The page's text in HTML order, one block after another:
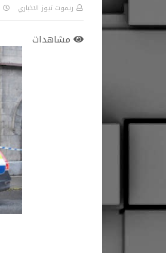
ريموت نيوز الاخباري
مشاهدات